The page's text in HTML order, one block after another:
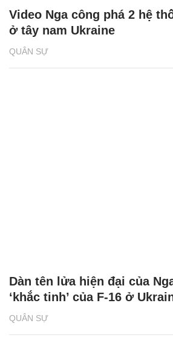
QUÂN SỰ
Video Nga công phá 2 hệ
ở tây nam Ukraine
QUÂN SỰ
Dàn tên lửa hiện đại của
‘khắc tinh’ của F-16 ở